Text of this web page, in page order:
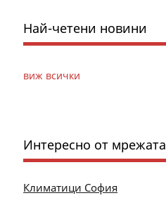
Най-четени новини
виж всички
Интересно от мрежата
Климатици София